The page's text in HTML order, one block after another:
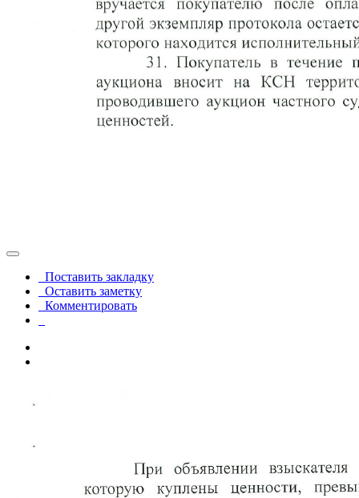
Поставить закладку
Оставить заметку
Комментировать